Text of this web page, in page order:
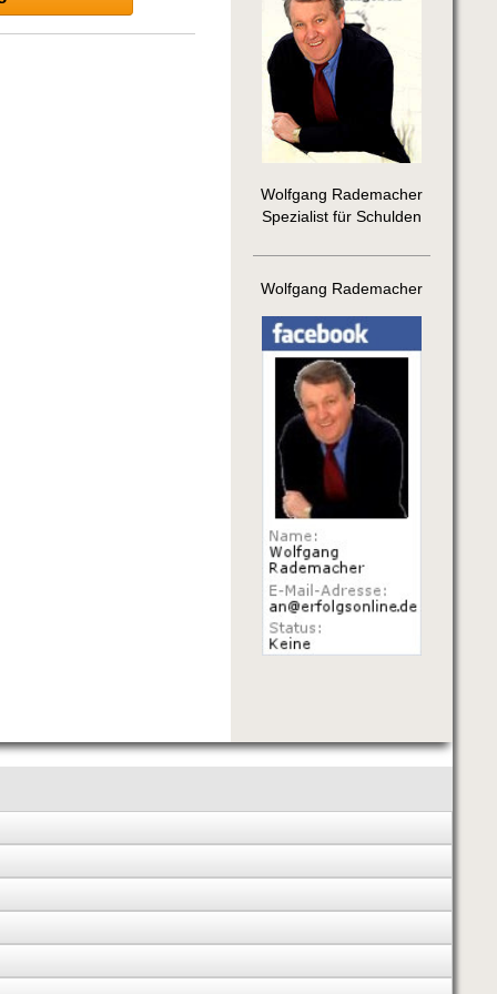
Wolfgang Rademacher
Spezialist für Schulden
Wolfgang Rademacher